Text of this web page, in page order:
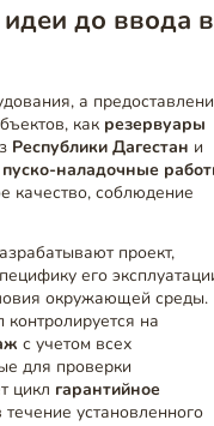
до ввода в
а
как резервуары
Республики Дагестан и
пуско-наладочные
качество, соблюдение
проект,
его
окружающей среды.
на
с учетом всех
для проверки
цикл гарантийное
установленного